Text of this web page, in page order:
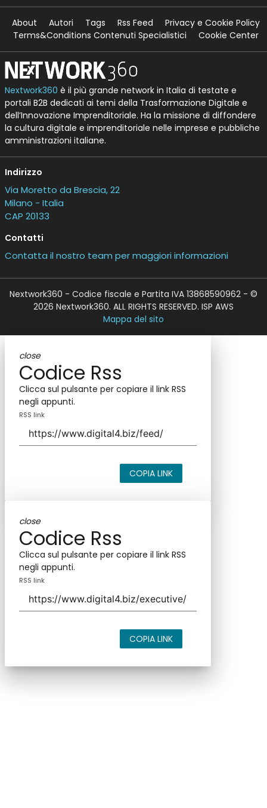
About Autori Tags Rss Feed
Privacy e Cookie Policy
Terms&Conditions Contenuti Specialistici
Cookie Center
Nextwork360 è il più grande network in Italia di testate e
portali B2B dedicati ai temi della Trasformazione Digitale e
dell’Innovazione Imprenditoriale. Ha la missione di diffondere
la cultura digitale e imprenditoriale nelle imprese e pubbliche
amministrazioni italiane.
Indirizzo
Via Moretto da Brescia, 22
Milano - Italia
CAP 20133
Contatti
Contatta il nostro team per maggiori informazioni
Nextwork360 - Codice fiscale e Partita IVA 13868590962 - ©
2026 Nextwork360. ALL RIGHTS RESERVED. ISP AWS
Mappa del sito
close
Codice Rss
Clicca sul pulsante per copiare il link RSS
negli appunti.
RSS link
COPIA LINK
close
Codice Rss
Clicca sul pulsante per copiare il link RSS
negli appunti.
RSS link
COPIA LINK